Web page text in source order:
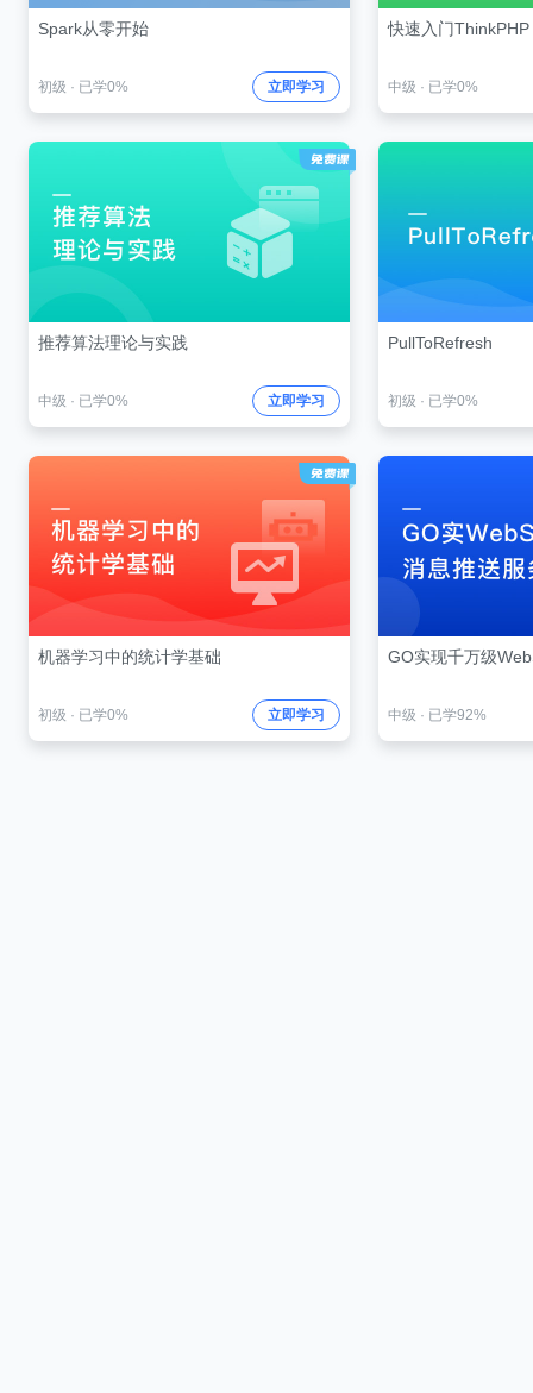
Spark从零开始
初级 · 已学0% 立即学习
快速入门
中级 · 已学0%
推荐算法理论与实践
中级 · 已学0% 立即学习
PullToRefresh
初级 · 已学0%
机器学习中的统计学基础
初级 · 已学0% 立即学习
GO实现千万级
中级 · 已学92%